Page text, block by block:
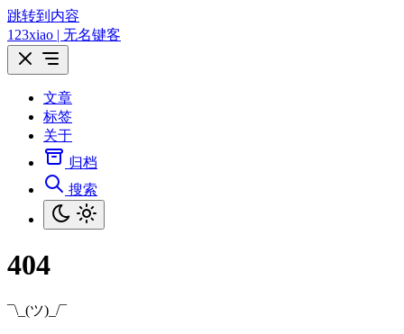
跳转到内容
123xiao | 无名键客
文章
标签
关于
归档
搜索
404
¯\_(ツ)_/¯